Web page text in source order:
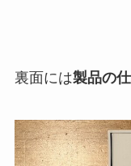
裏面には製品の